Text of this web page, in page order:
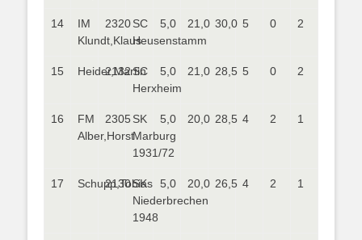
14
IM
Klundt,Klaus
2320SC
Heusenstamm
5,0 21,0 30,0 5 0 2
15 Heider,Martin
2132SC
Herxheim
5,0 21,0 28,5 5 0 2
16
FM
Alber,Horst
2305 SK
Marburg
1931/72
5,0 20,0 28,5 4 2 1
17 Schupp,Tobias
2130SK
Niederbrechen
1948
5,0 20,0 26,5 4 2 1